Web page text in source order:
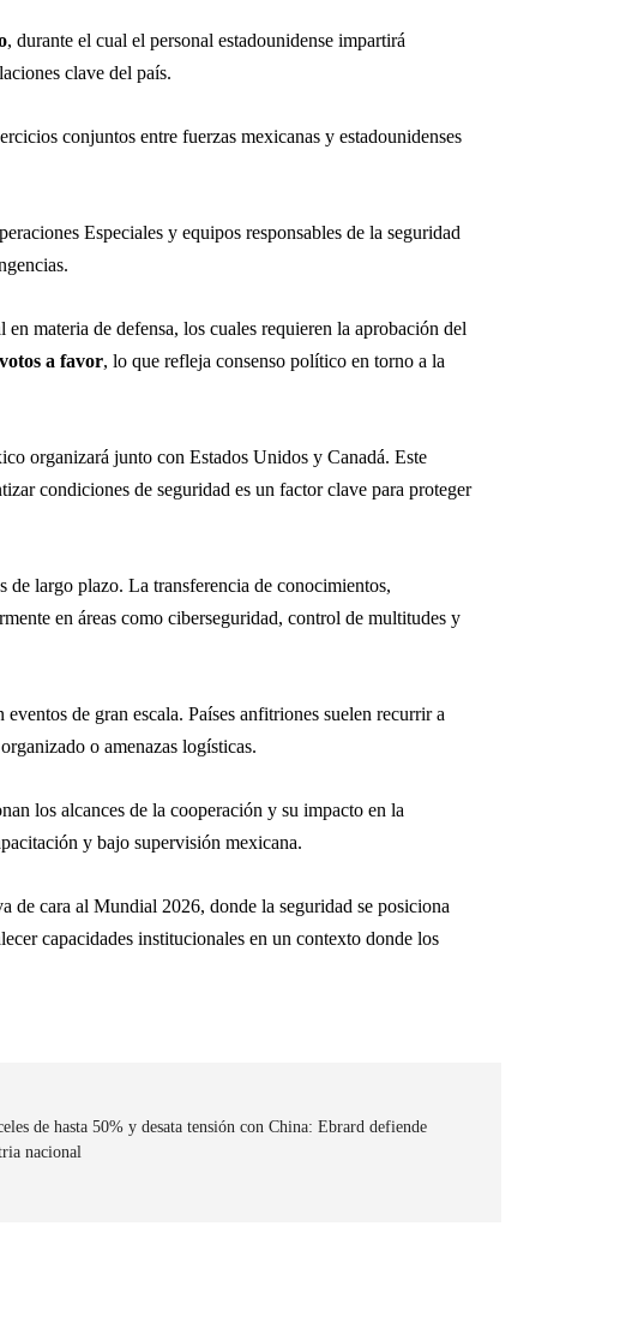
, durante el cual el personal estadounidense impartirá
clave del país.
conjuntos entre fuerzas mexicanas y estadounidenses
Especiales y equipos responsables de la seguridad
materia de defensa, los cuales requieren la aprobación del
a favor, lo que refleja consenso político en torno a la
organizará junto con Estados Unidos y Canadá. Este
condiciones de seguridad es un factor clave para proteger
de largo plazo. La transferencia de conocimientos,
en áreas como ciberseguridad, control de multitudes y
de gran escala. Países anfitriones suelen recurrir a
o amenazas logísticas.
los alcances de la cooperación y su impacto en la
y bajo supervisión mexicana.
de cara al Mundial 2026, donde la seguridad se posiciona
capacidades institucionales en un contexto donde los
de hasta 50% y desata tensión con China: Ebrard defiende
nacional